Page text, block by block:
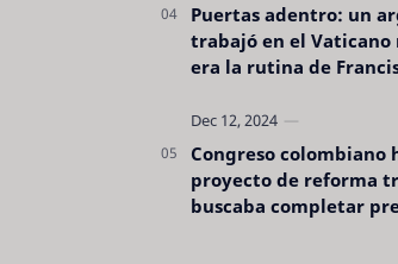
Puertas adentro: un
trabajó en el Vaticano
era la rutina de
Congreso colombiano
proyecto de reforma
buscaba completar